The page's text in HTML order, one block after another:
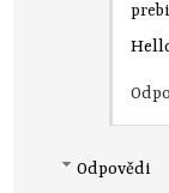
Odpovědi